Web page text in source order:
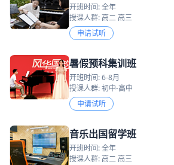
开班时间: 全年
授课人群: 高二 高三
申请试听
暑假预科集训班
开班时间: 6-8月
授课人群: 初中-高中
申请试听
音乐出国留学班
开班时间: 全年
授课人群: 高二 高三